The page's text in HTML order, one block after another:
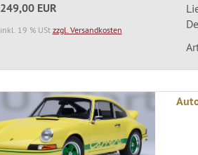
249,00 EUR
inkl. 19 % USt zzgl. Versandkosten